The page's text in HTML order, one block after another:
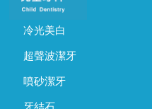
冷光美白
超聲波潔牙
噴砂潔牙